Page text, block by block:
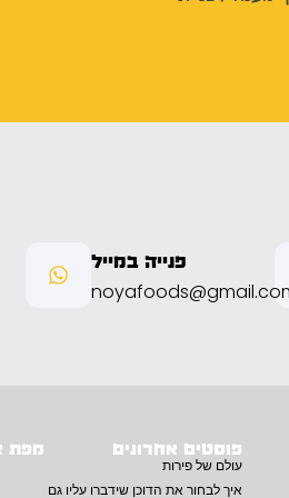
פנייה במייל
פוסטים אחרונים
עולם של פירות
איך לבחור את הדוכן שידברו עליו גם
מפת